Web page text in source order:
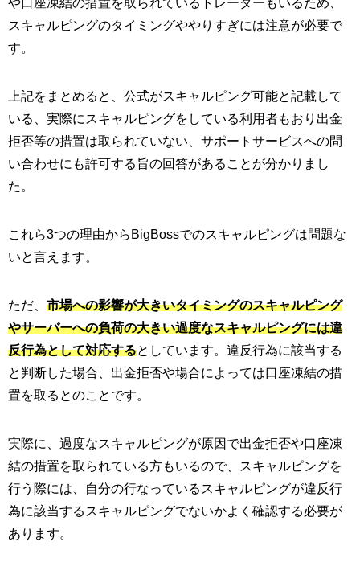
や口座凍結の措置を取られているトレーダーもいるため、
スキャルピングのタイミングややりすぎには注意が必要で
す。
上記をまとめると、公式がスキャルピング可能と記載して
いる、実際にスキャルピングをしている利用者もおり出金
拒否等の措置は取られていない、サポートサービスへの問
い合わせにも許可する旨の回答があることが分かりまし
た。
これら3つの理由からBigBossでのスキャルピングは問題な
いと言えます。
ただ、 市場への影響が大きいタイミングのスキャルピング
やサーバーへの負荷の大きい過度なスキャルピングには違
反行為として対応するとしています。違反行為に該当する
と判断した場合、出金拒否や場合によっては口座凍結の措
置を取るとのことです。
実際に、過度なスキャルピングが原因で出金拒否や口座凍
結の措置を取られている方もいるので、スキャルピングを
行う際には、自分の行なっているスキャルピングが違反行
為に該当するスキャルピングでないかよく確認する必要が
あります。